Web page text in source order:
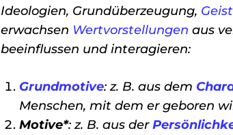
Ideologien, Grundüberzeugung,
erwachsen Wertvorstellungen aus
beeinflussen und interagieren:
Grundmotive: z. B. aus dem
Menschen, mit dem er geboren
Motive*: z. B. aus der